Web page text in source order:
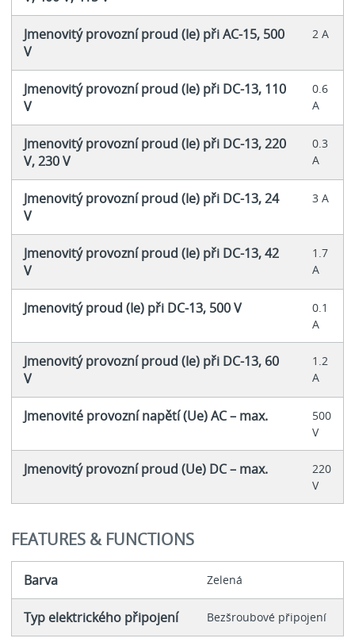
Jmenovitý provozní proud (Ie) při AC-15, 500
V
2 A
Jmenovitý provozní proud (Ie) při DC-13, 110
V
0.6
A
Jmenovitý provozní proud (Ie) při DC-13, 220
V, 230 V
0.3
A
Jmenovitý provozní proud (Ie) při DC-13, 24
V
3 A
Jmenovitý provozní proud (Ie) při DC-13, 42
V
1.7
A
Jmenovitý proud (Ie) při DC-13, 500 V
0.1
A
Jmenovitý provozní proud (Ie) při DC-13, 60
V
1.2
A
Jmenovité provozní napětí (Ue) AC – max.
500
V
Jmenovitý provozní proud (Ue) DC – max.
220
V
FEATURES & FUNCTIONS
Barva Zelená
Typ elektrického připojení Bezšroubové připojení